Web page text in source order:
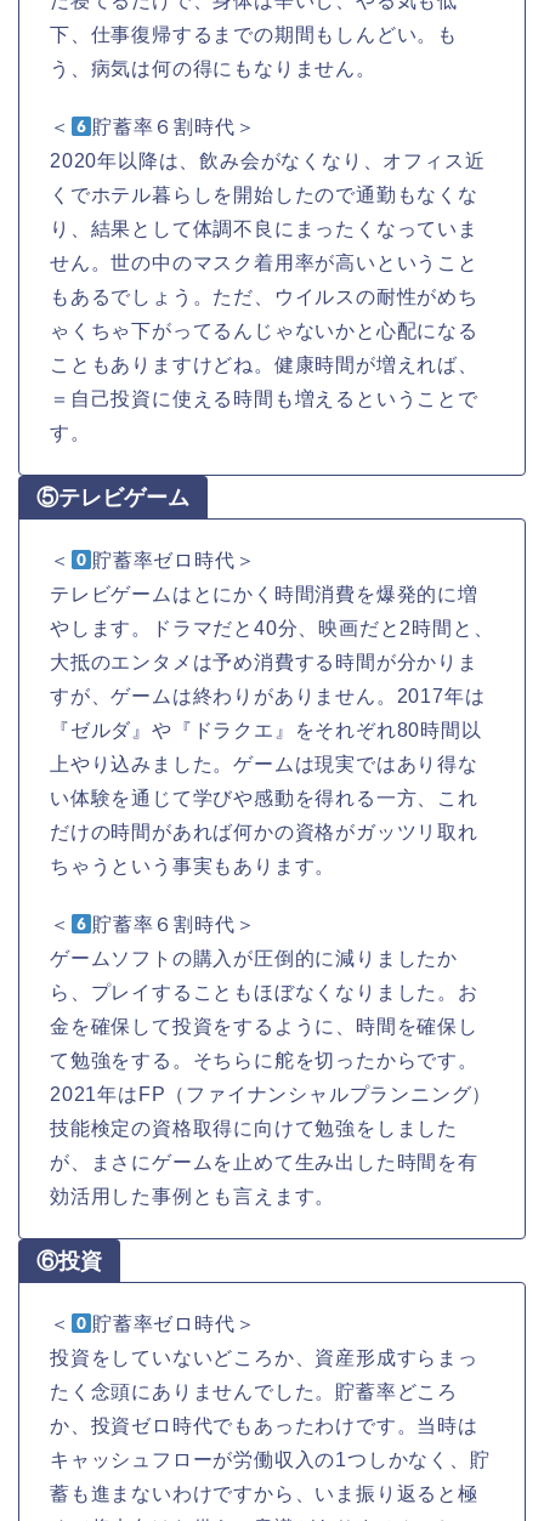
下、仕事復帰するまでの期間もしんどい。も
う、病気は何の得にもなりません。
＜
貯蓄率６割時代＞
2020年以降は、飲み会がなくなり、オフィス近
くでホテル暮らしを開始したので通勤もなくな
り、結果として体調不良にまったくなっていま
せん。世の中のマスク着用率が高いということ
もあるでしょう。ただ、ウイルスの耐性がめち
ゃくちゃ下がってるんじゃないかと心配になる
こともありますけどね。健康時間が増えれば、
＝自己投資に使える時間も増えるということで
す。
⑤テレビゲーム
＜
貯蓄率ゼロ時代＞
テレビゲームはとにかく時間消費を爆発的に増
やします。ドラマだと40分、映画だと2時間と、
大抵のエンタメは予め消費する時間が分かりま
すが、ゲームは終わりがありません。2017年は
『ゼルダ』や『ドラクエ』をそれぞれ80時間以
上やり込みました。ゲームは現実ではあり得な
い体験を通じて学びや感動を得れる一方、これ
だけの時間があれば何かの資格がガッツリ取れ
ちゃうという事実もあります。
＜
貯蓄率６割時代＞
ゲームソフトの購入が圧倒的に減りましたか
ら、プレイすることもほぼなくなりました。お
金を確保して投資をするように、時間を確保し
て勉強をする。そちらに舵を切ったからです。
2021年はFP（ファイナンシャルプランニング）
技能検定の資格取得に向けて勉強をしました
が、まさにゲームを止めて生み出した時間を有
効活用した事例とも言えます。
⑥投資
＜
貯蓄率ゼロ時代＞
投資をしていないどころか、資産形成すらまっ
たく念頭にありませんでした。貯蓄率どころ
か、投資ゼロ時代でもあったわけです。当時は
キャッシュフローが労働収入の1つしかなく、貯
蓄も進まないわけですから、いま振り返ると極